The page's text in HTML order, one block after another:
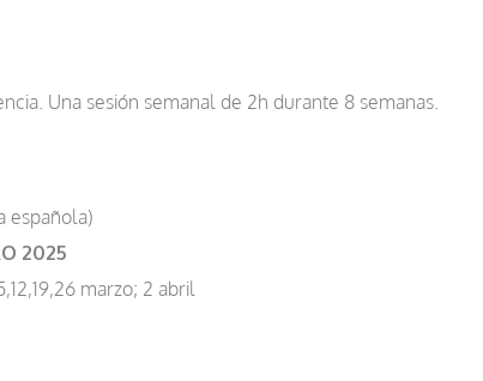
Una sesión semanal de 2h durante 8 semanas.
española)
2025
marzo; 2 abril